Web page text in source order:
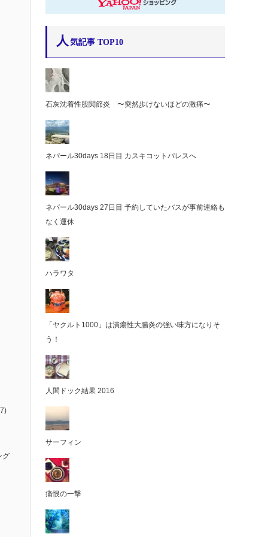
グ
人 気記事 TOP10
石灰沈着性股関節炎 〜突然歩けないほどの激痛〜
ネパール30days 18日目 カスキコットパレスへ
ネパール30days 27日目 予約していたバスが事前連絡も
なく運休
ハラワタ
「ヤクルト1000」は潰瘍性大腸炎の強い味方になりそ
う！
人間ドック結果 2016
サーフィン
痛恨の一撃